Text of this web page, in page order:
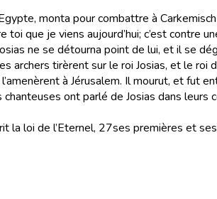
monta pour combattre à
que je viens aujourd’hui; c’est contre
ne se détourna point de lui, et il se
archers tirèrent sur le roi Josias, et le
à Jérusalem. Il mourut, et fut
ont parlé de Josias dans leurs
la loi de l’Eternel, 27ses premières et